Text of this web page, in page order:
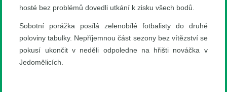
hosté bez problémů dovedli utkání k zisku všech bodů.
Sobotní porážka posílá zelenobílé fotbalisty do druhé
poloviny tabulky. Nepříjemnou část sezony bez vítězství se
pokusí ukončit v neděli odpoledne na hřišti nováčka v
Jedomělicích.